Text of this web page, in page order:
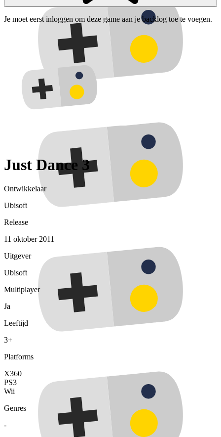
Je moet eerst inloggen om deze game aan je backlog toe te voegen.
Just Dance 3
Ontwikkelaar
Ubisoft
Release
11 oktober 2011
Uitgever
Ubisoft
Multiplayer
Ja
Leeftijd
3+
Platforms
X360
PS3
Wii
Genres
-